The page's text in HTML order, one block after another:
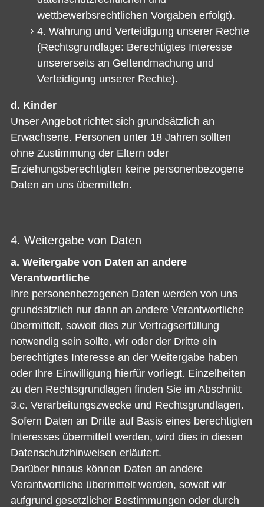
wettbewerbsrechtlichen Vorgaben erfolgt).
4. Wahrung und Verteidigung unserer Rechte
(Rechtsgrundlage: Berechtigtes Interesse
unsererseits an Geltendmachung und
Verteidigung unserer Rechte).
d. Kinder
Unser Angebot richtet sich grundsätzlich an
Erwachsene. Personen unter 18 Jahren sollten
ohne Zustimmung der Eltern oder
Erziehungsberechtigten keine personenbezogene
Daten an uns übermitteln.
4. Weitergabe von Daten
a. Weitergabe von Daten an andere
Verantwortliche
Ihre personenbezogenen Daten werden von uns
grundsätzlich nur dann an andere Verantwortliche
übermittelt, soweit dies zur Vertragserfüllung
notwendig sein sollte, wir oder der Dritte ein
berechtigtes Interesse an der Weitergabe haben
oder Ihre Einwilligung hierfür vorliegt. Einzelheiten
zu den Rechtsgrundlagen finden Sie im Abschnitt
3.c. Verarbeitungszwecke und Rechtsgrundlagen.
Sofern Daten an Dritte auf Basis eines berechtigten
Interesses übermittelt werden, wird dies in diesen
Datenschutzhinweisen erläutert.
Darüber hinaus können Daten an andere
Verantwortliche übermittelt werden, soweit wir
aufgrund gesetzlicher Bestimmungen oder durch